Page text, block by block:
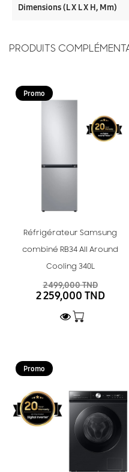
Dimensions (L X L X H, Mm)
PRODUITS
Réfrigérateur Samsung
combiné RB34 All Around
Cooling 340L
2 499,000 TND
2 259,000 TND
Promo
Promo